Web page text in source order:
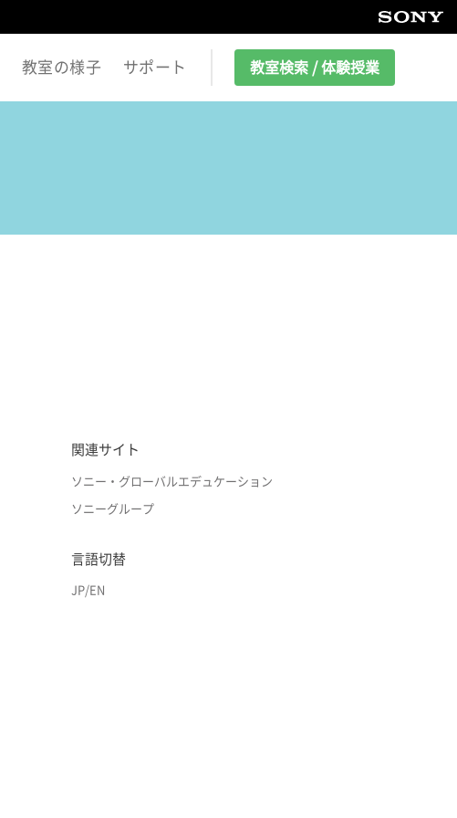
教室の様子 サポート 教室検索 / 体験授業
関連サイト
ソニー・グローバルエデュケーション
ソニーグループ
言語切替
JP/EN